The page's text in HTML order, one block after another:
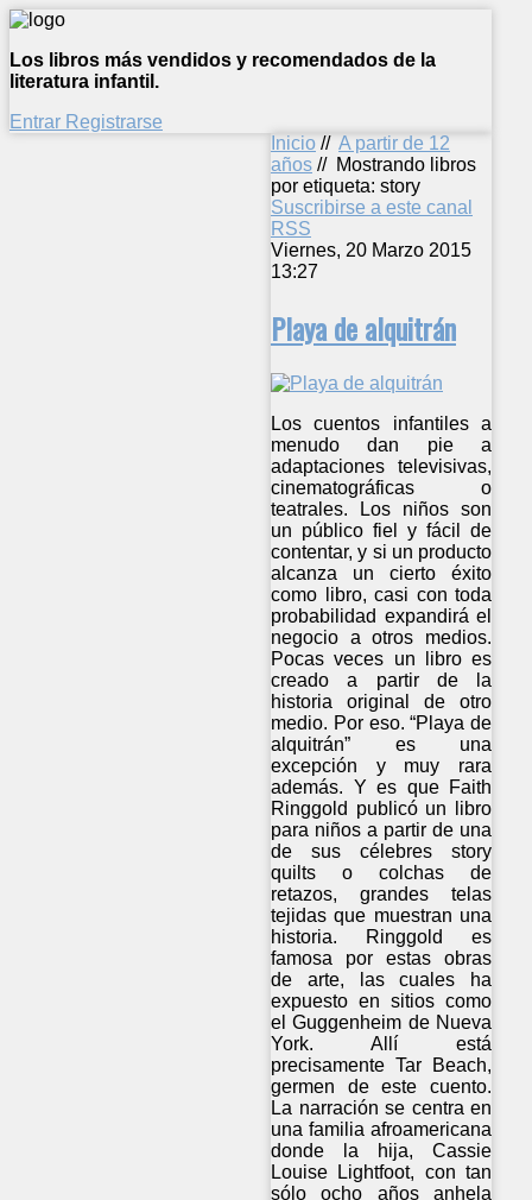
Los libros más vendidos y recomendados de la
literatura infantil.
Entrar Registrarse
Inicio // A partir de 12
años // Mostrando libros
por etiqueta: story
Suscribirse a este canal
RSS
Viernes, 20 Marzo 2015
13:27
Playa de alquitrán
Los cuentos infantiles a
menudo dan pie a
adaptaciones televisivas,
cinematográficas o
teatrales. Los niños son
un público fiel y fácil de
contentar, y si un producto
alcanza un cierto éxito
como libro, casi con toda
probabilidad expandirá el
negocio a otros medios.
Pocas veces un libro es
creado a partir de la
historia original de otro
medio. Por eso. “Playa de
alquitrán” es una
excepción y muy rara
además. Y es que Faith
Ringgold publicó un libro
para niños a partir de una
de sus célebres story
quilts o colchas de
retazos, grandes telas
tejidas que muestran una
historia. Ringgold es
famosa por estas obras
de arte, las cuales ha
expuesto en sitios como
el Guggenheim de Nueva
York. Allí está
precisamente Tar Beach,
germen de este cuento.
La narración se centra en
una familia afroamericana
donde la hija, Cassie
Louise Lightfoot, con tan
sólo ocho años anhela